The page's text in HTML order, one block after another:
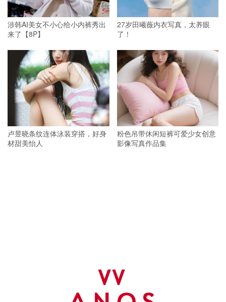
涉韩AI美女不小心给小内裤秀出
来了【8P】
27岁田曦薇内衣写真，太养眼
了！
卢昱晓条纹连体泳装穿搭，好身
材甜美怡人
粉色吊带休闲短裤可爱少女创意
影像写真作品集